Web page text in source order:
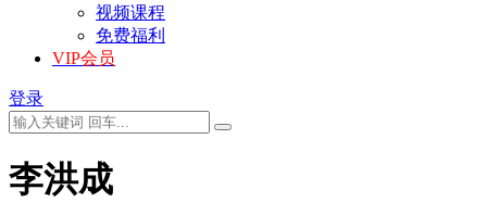
视频课程
免费福利
VIP会员
登录
李洪成